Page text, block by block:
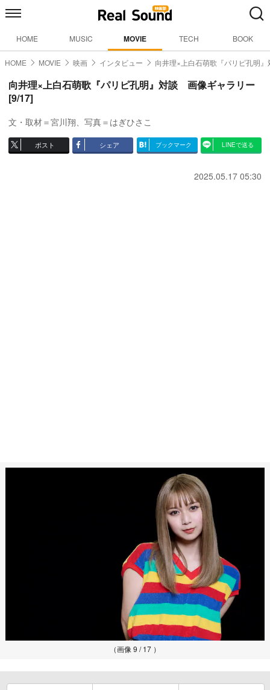
HOME MUSIC MOVIE TECH BOOK
HOME MOVIE 映画 インタビュー 向井理×上白石萌歌『パリピ孔明』
向井理×上白石萌歌『パリピ孔明』対談 画像ギャラリー
[9/17]
文・取材＝宮川翔、写真＝はぎひさこ
ポスト シェア ブックマーク LINEで送る
2025.05.17 05:30
（画像 9 / 17 ）